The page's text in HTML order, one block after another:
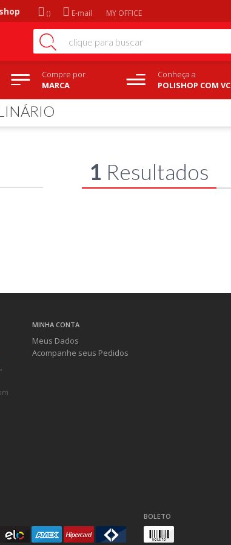
E-mail MY OFFICE
Compre por
MARCA
Conheça a
POLISHOP COM VC
1 Resultados
MINHA CONTA
Meus Dados
Acompanhe seus Pedidos
BOLETO